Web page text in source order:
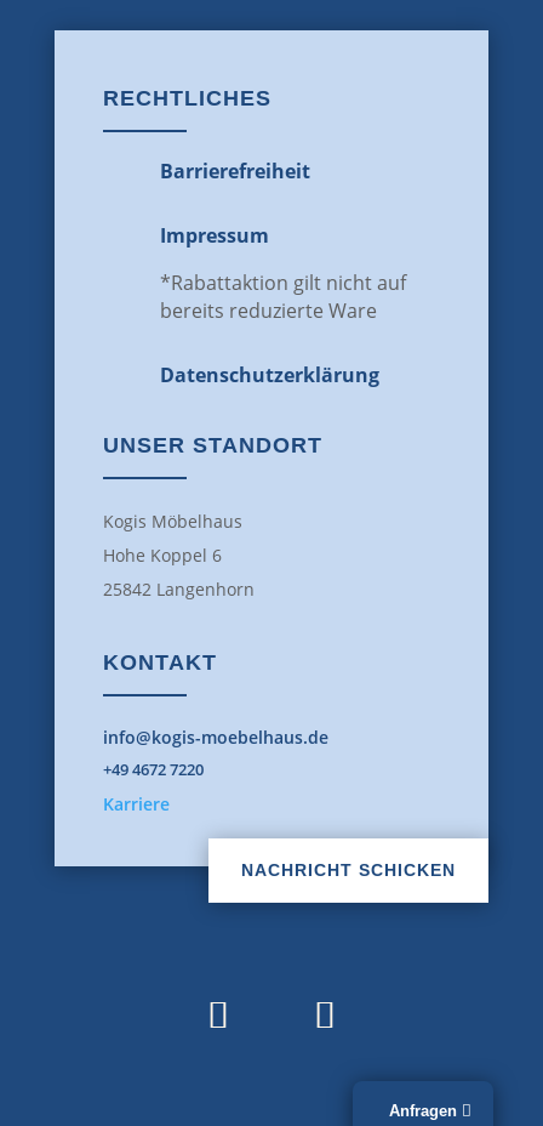
Anfragen
RECHTLICHES
Barrierefreiheit
Impressum
*Rabattaktion gilt nicht auf
bereits reduzierte Ware
Datenschutz­erklärung
UNSER STANDORT
Kogis Möbelhaus
Hohe Koppel 6
25842 Langenhorn
KONTAKT
info@kogis-moebelhaus.de
+49 4672 7220
Karriere
NACHRICHT SCHICKEN